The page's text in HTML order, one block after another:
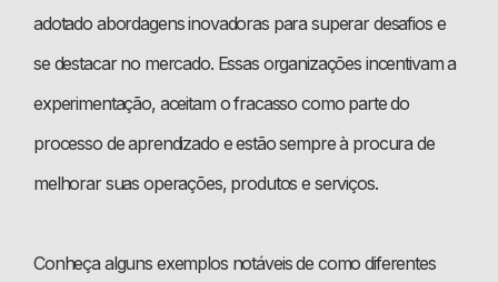
adotado abordagens inovadoras para superar desafios e
se destacar no mercado. Essas organizações incentivam a
experimentação, aceitam o fracasso como parte do
processo de aprendizado e estão sempre à procura de
melhorar suas operações, produtos e serviços.
Conheça alguns exemplos notáveis de como diferentes